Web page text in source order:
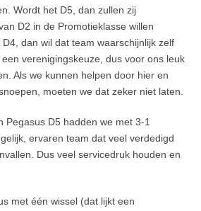
Wordt het D5, dan zullen zij
D2 in de Promotieklasse willen
dan wil dat team waarschijnlijk zelf
verenigingskeuze, dus voor ons leuk
Als we kunnen helpen door hier en
moeten we dat zeker niet laten.
Pegasus D5 hadden we met 3-1
ervaren team dat veel verdedigd
Dus veel servicedruk houden en
met één wissel (dat lijkt een